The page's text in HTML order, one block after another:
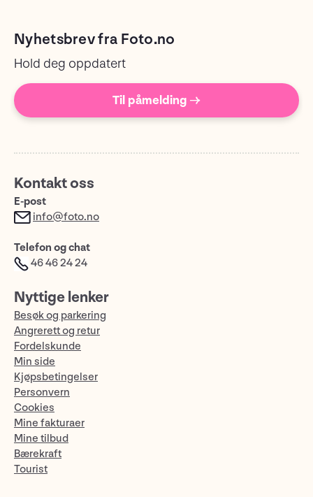
Nyhetsbrev fra Foto.no
Hold deg oppdatert
Til påmelding →
Kontakt oss
E-post
info@foto.no
Telefon og chat
46 46 24 24
Nyttige lenker
Besøk og parkering
Angrerett og retur
Fordelskunde
Min side
Kjøpsbetingelser
Personvern
Cookies
Mine fakturaer
Mine tilbud
Bærekraft
Tourist